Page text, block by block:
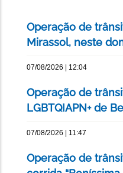
Operação de
Mirassol, neste
07/08/2026 | 12:04
Operação de
LGBTQIAPN+ de
07/08/2026 | 11:47
Operação de